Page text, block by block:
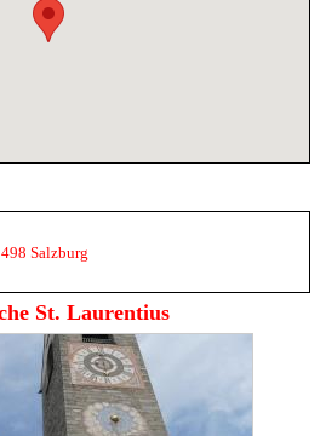
Salzburg
St. Laurentius